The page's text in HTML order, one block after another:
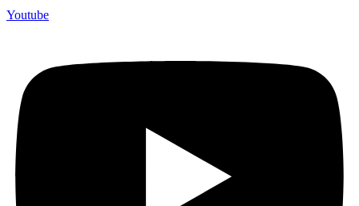
Youtube